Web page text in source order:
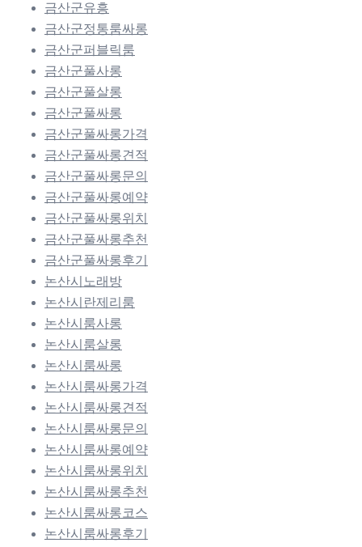
금산군유흥
금산군정통룸싸롱
금산군퍼블릭룸
금산군풀사롱
금산군풀살롱
금산군풀싸롱
금산군풀싸롱가격
금산군풀싸롱견적
금산군풀싸롱문의
금산군풀싸롱예약
금산군풀싸롱위치
금산군풀싸롱추천
금산군풀싸롱후기
논산시노래방
논산시란제리룸
논산시룸사롱
논산시룸살롱
논산시룸싸롱
논산시룸싸롱가격
논산시룸싸롱견적
논산시룸싸롱문의
논산시룸싸롱예약
논산시룸싸롱위치
논산시룸싸롱추천
논산시룸싸롱코스
논산시룸싸롱후기